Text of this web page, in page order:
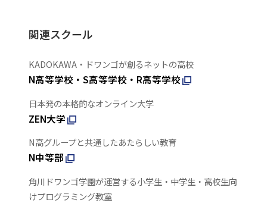
関連スクール
KADOKAWA・ドワンゴが創るネットの高校
N高等学校・S高等学校・R高等学校
日本発の本格的なオンライン大学
ZEN大学
N高グループと共通したあたらしい教育
N中等部
角川ドワンゴ学園が運営する小学生・中学生・高校生向
けプログラミング教室